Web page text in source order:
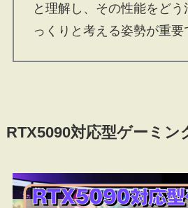
と理解し、その性能をどう
っくりと考える姿勢が重要
RTX5090対応型ゲーミン